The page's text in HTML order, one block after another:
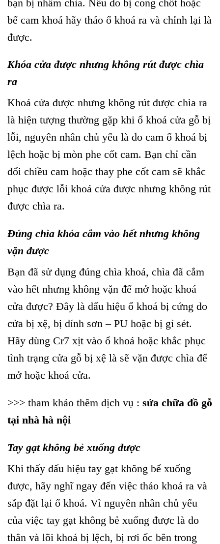
bạn bị nhầm chìa. Nếu do bị cong chốt hoặc
bể cam khoá hãy tháo ổ khoá ra và chỉnh lại là
được.
Khóa cửa được nhưng không rút được chìa
ra
Khoá cửa được nhưng không rút được chìa ra
là hiện tượng thường gặp khi ổ khoá cửa gỗ bị
lỗi, nguyên nhân chủ yếu là do cam ổ khoá bị
lệch hoặc bị mòn phe cốt cam. Bạn chỉ cần
đổi chiều cam hoặc thay phe cốt cam sẽ khắc
phục được lỗi khoá cửa được nhưng không rút
được chìa ra.
Đúng chìa khóa cắm vào hết nhưng không
vặn được
Bạn đã sử dụng đúng chìa khoá, chìa đã cắm
vào hết nhưng không vặn để mở hoặc khoá
cửa được? Đây là dấu hiệu ổ khoá bị cứng do
cửa bị xệ, bị dính sơn – PU hoặc bị gỉ sét.
Hãy dùng Cr7 xịt vào ổ khoá hoặc khắc phục
tình trạng cửa gỗ bị xệ là sẽ vặn được chìa để
mở hoặc khoá cửa.
>>> tham khảo thêm dịch vụ : sửa chữa đồ gỗ
tại nhà hà nội
Tay gạt không bẻ xuống được
Khi thấy dấu hiệu tay gạt không bể xuống
được, hãy nghĩ ngay đến việc tháo khoá ra và
sắp đặt lại ổ khoá. Vì nguyên nhân chủ yếu
của việc tay gạt không bẻ xuống được là do
thân và lõi khoá bị lệch, bị rơi ốc bên trong